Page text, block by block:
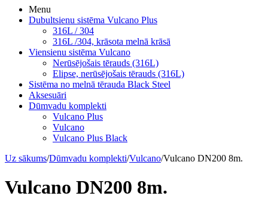
Menu
Dubultsienu sistēma Vulcano Plus
316L / 304
316L /304, krāsota melnā krāsā
Viensienu sistēma Vulcano
Nerūsējošais tērauds (316L)
Elipse, nerūsējošais tērauds (316L)
Sistēma no melnā tērauda Black Steel
Aksesuāri
Dūmvadu komplekti
Vulcano Plus
Vulcano
Vulcano Plus Black
Uz sākums/Dūmvadu komplekti/Vulcano/Vulcano DN200 8m.
Vulcano DN200 8m.